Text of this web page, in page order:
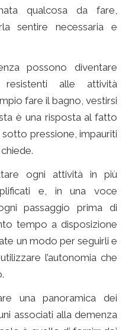
qualcosa da fare,
sentire necessaria e
possono diventare
alle attività
fare il bagno, vestirsi
è una risposta al fatto
pressione, impauriti
ogni attività in più
e, in una voce
passaggio prima di
tempo a disposizione
un modo per seguirli e
l’autonomia che
una panoramica dei
associati alla demenza